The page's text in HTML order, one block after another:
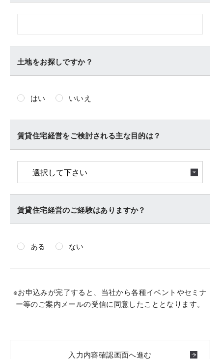
土地をお探しですか？
はい いいえ
賃貸住宅経営をご検討される主な目的は？
賃貸住宅経営のご経験はありますか？
ある ない
※お申込みが完了すると、当社から各種イベントやセミナ
ー等のご案内メールの受信に同意したこととなります。
入力内容確認画面へ進む